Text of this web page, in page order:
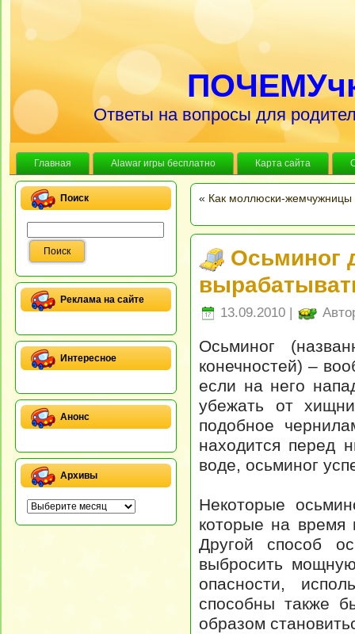
Ответы на вопросы для
Главная Alawar игры бесплатно Карта сайта
Поиск
Реклама на сайте
Интересное
Анонс
Архивы
« Как моллюски-жемчужницы
Осьминог
13.09.2010 |
Осьминог
конечностей) –
если на него
убежать от
подобное
находится перед
воде, осьминог
Некоторые
которые на время
Другой способ
выбросить
опасности,
способны также
образом